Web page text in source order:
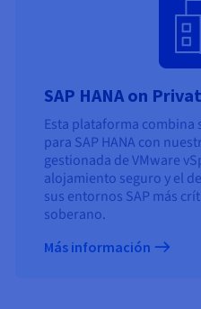
SAP HANA on
Esta plataforma combina
para SAP HANA con
gestionada de VMware
alojamiento seguro y el
sus entornos SAP más
soberano.
Más información